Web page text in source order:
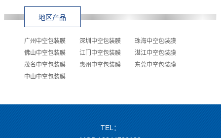
地区产品
广州中空包装膜 深圳中空包装膜
珠海中空包装膜
佛山中空包装膜
江门中空包装膜
湛江中空包装膜
茂名中空包装膜
惠州中空包装膜
东莞中空包装膜
中山中空包装膜
TEL：